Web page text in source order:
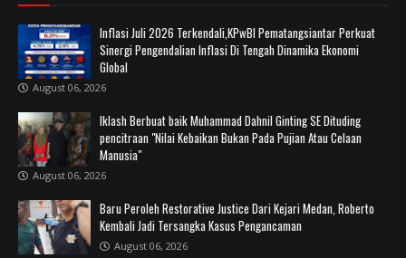
Inflasi Juli 2026 Terkendali,KPwBI Pematangsiantar Perkuat
Sinergi Pengendalian Inflasi Di Tengah Dinamika Ekonomi
Global
August 06, 2026
Iklash Berbuat baik Muhammad Dahnil Ginting SE Dituding
pencitraan "Nilai Kebaikan Bukan Pada Pujian Atau Celaan
Manusia"
August 06, 2026
Baru Peroleh Restorative Justice Dari Kejari Medan, Roberto
Kembali Jadi Tersangka Kasus Pengancaman
August 06, 2026